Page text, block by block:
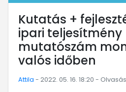
Kutatás +
ipari teljesítmény
mutatószám
valós időben
Attila - 2022. 05. 16. 18:20 -